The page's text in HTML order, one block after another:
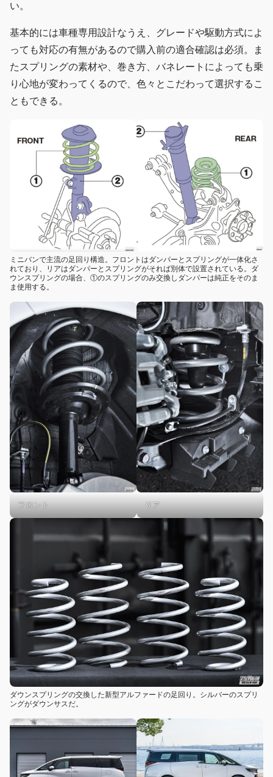
い。
基本的には車種専用設計なうえ、グレードや駆動方式によ
っても対応の有無があるので購入前の適合確認は必須。ま
たスプリングの素材や、巻き方、バネレートによっても乗
り心地が変わってくるので、色々とこだわって選択するこ
ともできる。
ミニバンで主流の足回り構造。フロントはダンパーとスプリングが一体化さ
れており、リアはダンパーとスプリングがそれば別体で設置されている。ダ
ウンスプリングの場合、①のスプリングのみ交換しダンパーは純正をそのま
ま使用する。
フロント リア
ダウンスプリングの交換した新型アルファードの足回り。シルバーのスプリ
ングがダウンサスだ。